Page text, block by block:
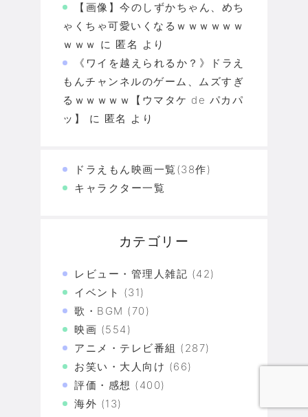
【画像】今のしずかちゃん、めち
ゃくちゃ可愛いくなるｗｗｗｗｗｗ
ｗｗｗ に 匿名 より
《ワイを越えられるか？》ドラえ
もんチャンネルのゲーム、ムズすぎ
るｗｗｗｗｗ【ウマタケ de パカパ
ッ】
に 匿名 より
ドラえもん映画一覧(38作)
キャラクター一覧
カテゴリー
レビュー・管理人雑記 (42)
イベント (31)
歌・BGM (70)
映画 (554)
アニメ・テレビ番組 (287)
お笑い・大人向け (66)
評価・感想 (400)
海外 (13)